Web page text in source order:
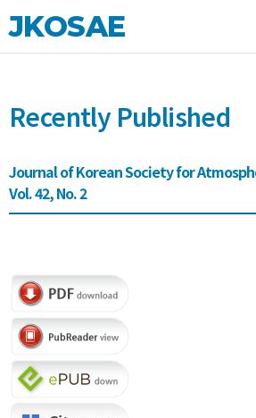
JKOSAE
Recently Published
Journal of Korean Society for
Vol. 42, No. 2